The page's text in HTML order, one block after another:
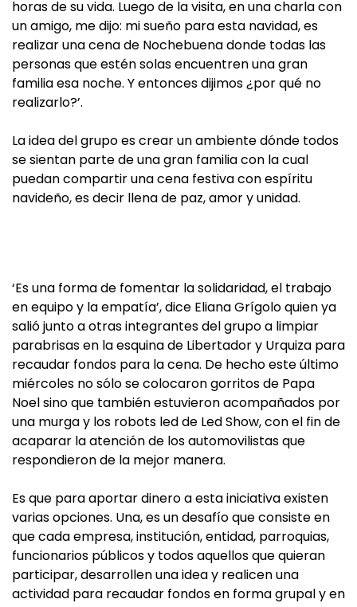
horas de su vida. Luego de la visita, en una charla con
un amigo, me dijo: mi sueño para esta navidad, es
realizar una cena de Nochebuena donde todas las
personas que estén solas encuentren una gran
familia esa noche. Y entonces dijimos ¿por qué no
realizarlo?’.
La idea del grupo es crear un ambiente dónde todos
se sientan parte de una gran familia con la cual
puedan compartir una cena festiva con espíritu
navideño, es decir llena de paz, amor y unidad.
‘Es una forma de fomentar la solidaridad, el trabajo
en equipo y la empatía’, dice Eliana Grígolo quien ya
salió junto a otras integrantes del grupo a limpiar
parabrisas en la esquina de Libertador y Urquiza para
recaudar fondos para la cena. De hecho este último
miércoles no sólo se colocaron gorritos de Papa
Noel sino que también estuvieron acompañados por
una murga y los robots led de Led Show, con el fin de
acaparar la atención de los automovilistas que
respondieron de la mejor manera.
Es que para aportar dinero a esta iniciativa existen
varias opciones. Una, es un desafío que consiste en
que cada empresa, institución, entidad, parroquias,
funcionarios públicos y todos aquellos que quieran
participar, desarrollen una idea y realicen una
actividad para recaudar fondos en forma grupal y en